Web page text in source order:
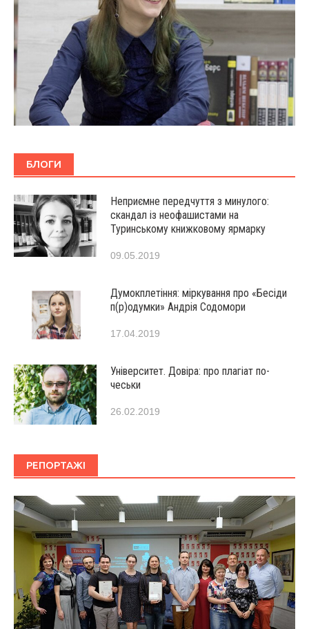
БЛОГИ
Неприємне передчуття з минулого:
скандал із неофашистами на
Туринському книжковому ярмарку
09.05.2019
Думокплетіння: міркування про «Бесіди
п(р)одумки» Андрія Содомори
17.04.2019
Університет. Довіра: про плагіат по-
чеськи
26.02.2019
РЕПОРТАЖІ